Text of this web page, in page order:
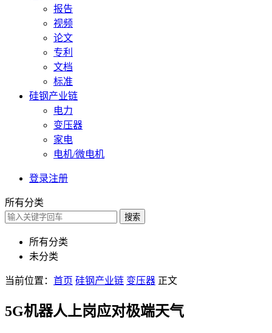
报告
视频
论文
专利
文档
标准
硅钢产业链
电力
变压器
家电
电机/微电机
登录注册
所有分类
搜索
所有分类
未分类
当前位置： 首页 硅钢产业链 变压器 正文
5G机器人上岗应对极端天气